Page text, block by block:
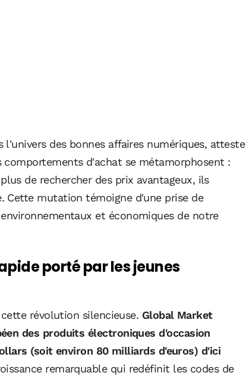
l'univers des bonnes affaires numériques, atteste
d'achat se métamorphosent :
de rechercher des prix avantageux, ils
Cette mutation témoigne d'une prise de
et économiques de notre
porté par les jeunes
révolution silencieuse. Global Market
des produits électroniques d'occasion
(soit environ 80 milliards d'euros) d'ici
remarquable qui redéfinit les codes de